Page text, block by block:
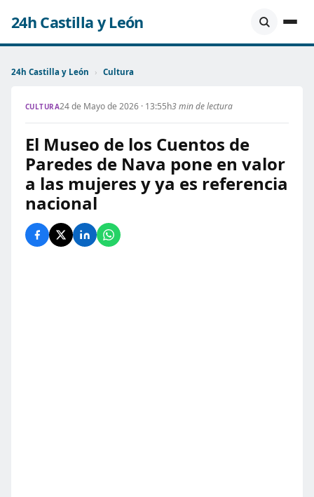
24h Castilla y León
24h Castilla y León › Cultura
CULTURA24 de Mayo de 2026 · 13:55h3 min de lectura
El Museo de los Cuentos de
Paredes de Nava pone en valor
a las mujeres y ya es referencia
nacional